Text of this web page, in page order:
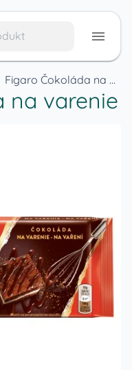
Figaro Čokoláda na varenie
na varenie